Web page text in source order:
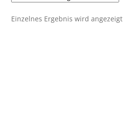
Einzelnes Ergebnis wird angezeigt